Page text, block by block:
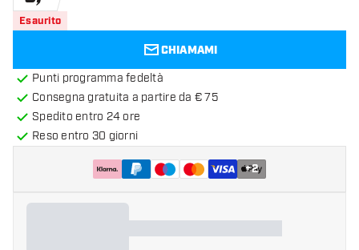
Esaurito
CHIAMAMI
Punti programma fedeltà
Consegna gratuita a partire da € 75
Spedito entro 24 ore
Reso entro 30 giorni
+2